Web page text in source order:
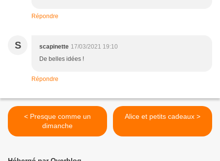
Répondre
S scapinette 17/03/2021 19:10
De belles idées !
Répondre
< Presque comme un
dimanche
Alice et petits cadeaux >